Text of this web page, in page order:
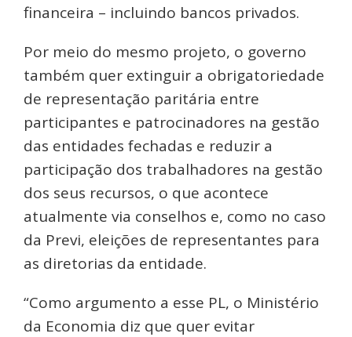
financeira – incluindo bancos privados.
Por meio do mesmo projeto, o governo
também quer extinguir a obrigatoriedade
de representação paritária entre
participantes e patrocinadores na gestão
das entidades fechadas e reduzir a
participação dos trabalhadores na gestão
dos seus recursos, o que acontece
atualmente via conselhos e, como no caso
da Previ, eleições de representantes para
as diretorias da entidade.
“Como argumento a esse PL, o Ministério
da Economia diz que quer evitar